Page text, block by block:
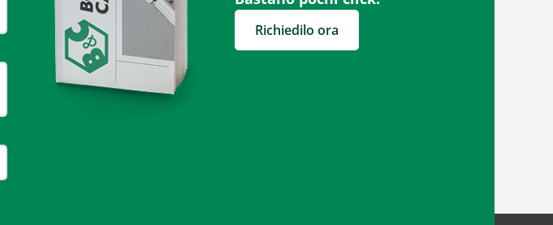
Richiedilo ora